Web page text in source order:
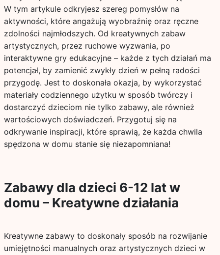
W tym artykule odkryjesz szereg pomysłów na
aktywności, które angażują wyobraźnię oraz ręczne
zdolności najmłodszych. Od kreatywnych zabaw
artystycznych, przez ruchowe wyzwania, po
interaktywne gry edukacyjne – każde z tych działań ma
potencjał, by zamienić zwykły dzień w pełną radości
przygodę. Jest to doskonała okazja, by wykorzystać
materiały codziennego użytku w sposób twórczy i
dostarczyć dzieciom nie tylko zabawy, ale również
wartościowych doświadczeń. Przygotuj się na
odkrywanie inspiracji, które sprawią, że każda chwila
spędzona w domu stanie się niezapomniana!
Zabawy dla dzieci 6-12 lat w
domu – Kreatywne działania
Kreatywne zabawy to doskonały sposób na rozwijanie
umiejętności manualnych oraz artystycznych dzieci w